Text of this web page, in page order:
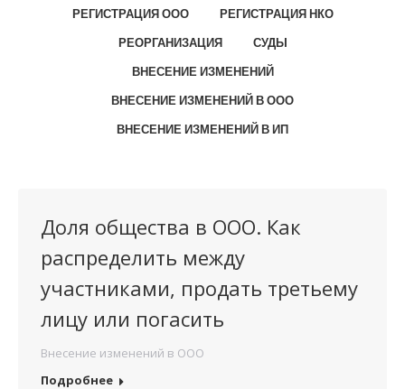
РЕГИСТРАЦИЯ ООО
РЕГИСТРАЦИЯ НКО
РЕОРГАНИЗАЦИЯ
СУДЫ
ВНЕСЕНИЕ ИЗМЕНЕНИЙ
ВНЕСЕНИЕ ИЗМЕНЕНИЙ В ООО
ВНЕСЕНИЕ ИЗМЕНЕНИЙ В ИП
Доля общества в ООО. Как
распределить между
участниками, продать третьему
лицу или погасить
Внесение изменений в ООО
Подробнее